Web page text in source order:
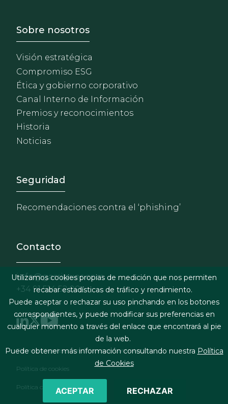
Footer - Sobre Nosotros
Sobre nosotros
Visión estratégica
Compromiso ESG
Ética y gobierno corporativo
Canal Interno de Información
Premios y reconocimientos
Historia
Noticias
Footer - Extranet y
Seguridad
Recomendaciones contra el ‘phishing’
Contacto
info@garrigues.com
+34 91 514 52 00
Footer menu
Términos legales y condiciones de contratación
Política de cookies
Política de privacidad
Utilizamos cookies propias de medición que nos permiten
recabar estadísticas de tráfico y rendimiento.
Puede aceptar o rechazar su uso pinchando en los botones
correspondientes, y puede modificar sus preferencias en
cualquier momento a través del enlace que encontrará al pie
de la web.
Puede obtener más información consultando nuestra Política
de Cookies
ACEPTAR RECHAZAR